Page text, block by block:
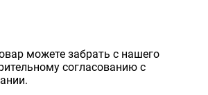
можете забрать с нашего
согласованию с